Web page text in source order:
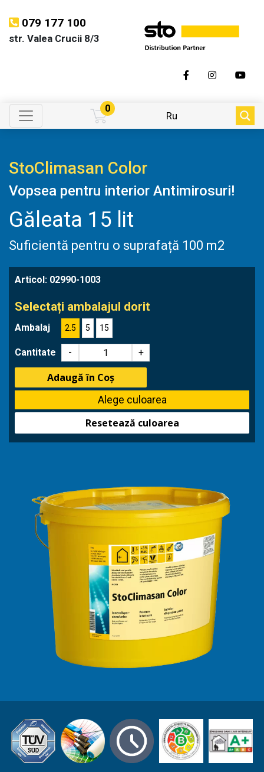
079 177 100
str. Valea Crucii 8/3
0
Ru
StoClimasan Color
Vopsea pentru interior Antimirosuri!
Găleata 15 lit
Suficientă pentru o suprafață 100 m2
Articol: 02990-1003
Selectați ambalajul dorit
Ambalaj 2.5 5 15
Cantitate - +
Adaugă în Coș
Resetează culoarea